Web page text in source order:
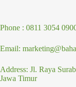
Phone : 0811 3054
Email:
Address: Jl. Raya
Jawa Timur